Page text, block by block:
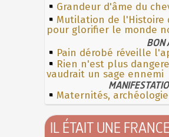
Grandeur d'âme du
Mutilation de l'Histoire
pour glorifier le monde
BON
Pain dérobé réveille
Rien n'est plus
vaudrait un sage ennemi
Maternités,
IL ÉTAIT UNE FRANCE